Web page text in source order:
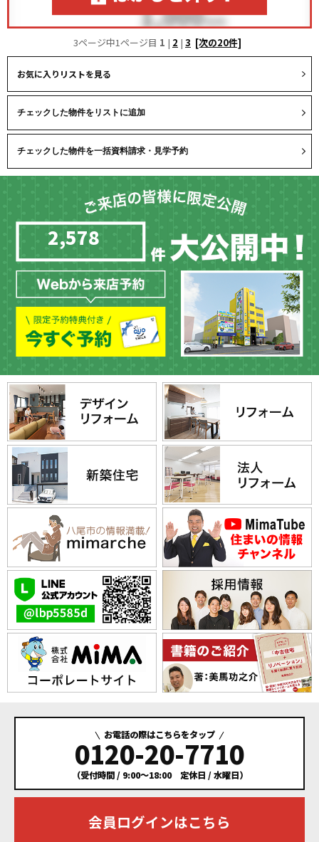
3ページ中1ページ目 1 | 2 | 3 [次の20件]
お気に入りリストを見る
2,578
お電話の際はこちらをタップ
0120-20-7710
（受付時間 / 9:00～18:00 定休日 / 水曜日）
会員ログインはこちら